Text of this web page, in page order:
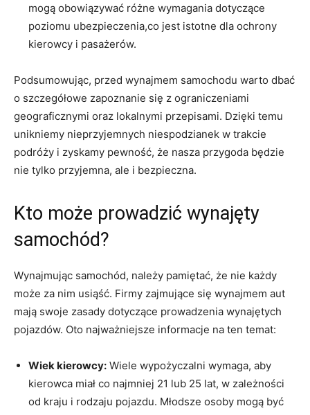
mogą obowiązywać różne wymagania dotyczące
‍poziomu ubezpieczenia,co jest‍ istotne dla ochrony
kierowcy i‌ pasażerów.
Podsumowując, przed wynajmem samochodu warto dbać‌
o szczegółowe ​zapoznanie się z ograniczeniami
geograficznymi oraz lokalnymi ​przepisami. Dzięki ‌temu
unikniemy⁣ nieprzyjemnych niespodzianek ​w trakcie
podróży i⁣ zyskamy ⁣pewność, że nasza przygoda będzie
nie tylko przyjemna, ale ​i bezpieczna.
Kto‌ może ‌prowadzić wynajęty
⁤samochód?
Wynajmując samochód, należy pamiętać, że nie każdy
może za nim usiąść. Firmy ‍zajmujące się wynajmem ​aut‌
mają swoje zasady dotyczące prowadzenia wynajętych⁤
pojazdów. Oto ‌najważniejsze informacje na ten temat:
Wiek kierowcy: Wiele wypożyczalni wymaga, ⁤aby
⁣kierowca miał co najmniej 21 lub​ 25 lat, w zależności
od kraju i rodzaju pojazdu.‍ Młodsze ‍osoby mogą ‌być